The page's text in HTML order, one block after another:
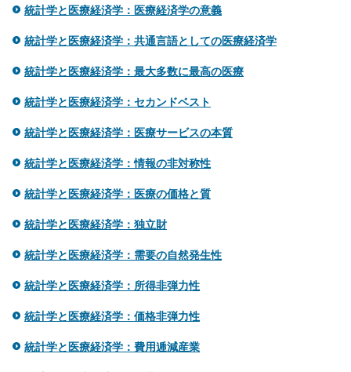
統計学と医療経済学：医療経済学の意義
統計学と医療経済学：共通言語としての医療経済学
統計学と医療経済学：最大多数に最高の医療
統計学と医療経済学：セカンドベスト
統計学と医療経済学：医療サービスの本質
統計学と医療経済学：情報の非対称性
統計学と医療経済学：医療の価格と質
統計学と医療経済学：独立財
統計学と医療経済学：需要の自然発生性
統計学と医療経済学：所得非弾力性
統計学と医療経済学：価格非弾力性
統計学と医療経済学：費用逓減産業